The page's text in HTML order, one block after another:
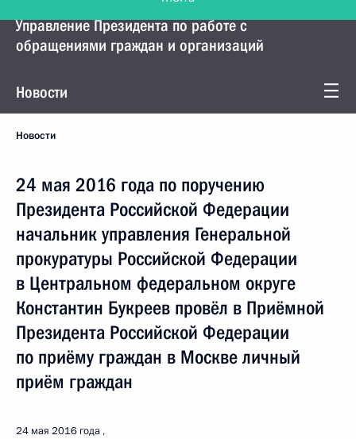
Управление Президента по работе с
обращениями граждан и организаций
Новости
Новости
24 мая 2016 года по поручению
Президента Российской Федерации
начальник управления Генеральной
прокуратуры Российской Федерации
в Центральном федеральном округе
Константин Букреев провёл в Приёмной
Президента Российской Федерации
по приёму граждан в Москве личный
приём граждан
24 мая 2016 года